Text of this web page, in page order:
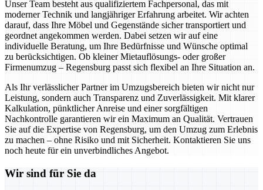
Unser Team besteht aus qualifiziertem Fachpersonal, das mit
moderner Technik und langjähriger Erfahrung arbeitet. Wir achten
darauf, dass Ihre Möbel und Gegenstände sicher transportiert und
geordnet angekommen werden. Dabei setzen wir auf eine
individuelle Beratung, um Ihre Bedürfnisse und Wünsche optimal
zu berücksichtigen. Ob kleiner Mietauflösungs- oder großer
Firmenumzug – Regensburg passt sich flexibel an Ihre Situation an.
Als Ihr verlässlicher Partner im Umzugsbereich bieten wir nicht nur
Leistung, sondern auch Transparenz und Zuverlässigkeit. Mit klarer
Kalkulation, pünktlicher Anreise und einer sorgfältigen
Nachkontrolle garantieren wir ein Maximum an Qualität. Vertrauen
Sie auf die Expertise von Regensburg, um den Umzug zum Erlebnis
zu machen – ohne Risiko und mit Sicherheit. Kontaktieren Sie uns
noch heute für ein unverbindliches Angebot.
Wir sind für Sie da